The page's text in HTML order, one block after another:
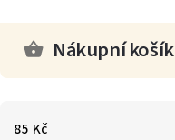
Nákupní košík
85 Kč